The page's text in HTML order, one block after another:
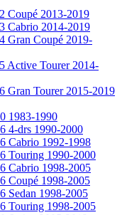
Coupé 2013-2019
Cabrio 2014-2019
Gran Coupé 2019-
Active Tourer 2014-
Gran Tourer 2015-2019
1983-1990
4-drs 1990-2000
Cabrio 1992-1998
Touring 1990-2000
Cabrio 1998-2005
Coupé 1998-2005
Sedan 1998-2005
Touring 1998-2005